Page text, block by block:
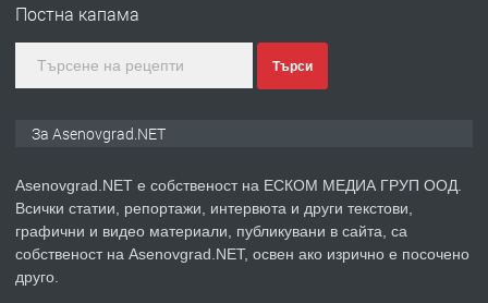
преди 2 години
ПРЕДЛАГА
Давам индивидуалани уроци по
Постна капама
Търси
За Asenovgrad.NET
Asenovgrad.NET е собственост на ЕСКОМ МЕДИА ГРУП ООД.
Всички статии, репортажи, интервюта и други текстови,
графични и видео материали, публикувани в сайта, са
собственост на Asenovgrad.NET, освен ако изрично е посочено
друго.